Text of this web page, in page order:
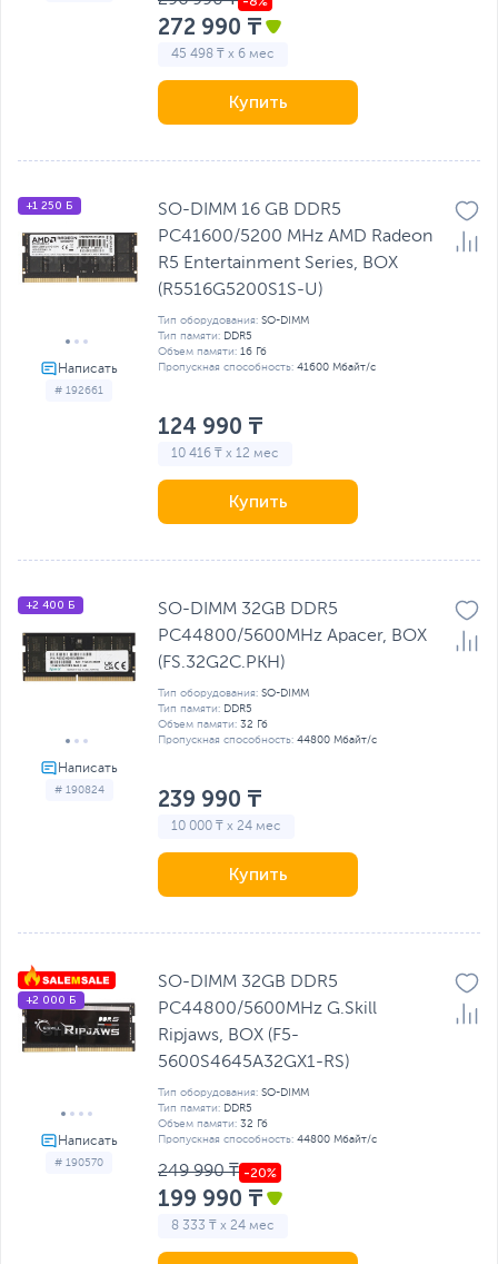
272 990 ₸
45 498 ₸ x 6 мес
Купить
# 192661
+1 250 Б
SO-DIMM 16 GB DDR5
PC41600/5200 MHz AMD Radeon
R5 Entertainment Series, BOX
(R5516G5200S1S-U)
Тип оборудования: SO-DIMM
Тип памяти: DDR5
Объем памяти: 16 Гб
Пропускная способность: 41600 Мбайт/с
124 990 ₸
10 416 ₸ x 12 мес
Купить
# 190824
+2 400 Б
SO-DIMM 32GB DDR5
PC44800/5600MHz Apacer, BOX
(FS.32G2C.PKH)
Тип оборудования: SO-DIMM
Тип памяти: DDR5
Объем памяти: 32 Гб
Пропускная способность: 44800 Мбайт/с
239 990 ₸
10 000 ₸ x 24 мес
Купить
# 190570
+2 000 Б
SO-DIMM 32GB DDR5
PC44800/5600MHz G.Skill
Ripjaws, BOX (F5-
5600S4645A32GX1-RS)
Тип оборудования: SO-DIMM
Тип памяти: DDR5
Объем памяти: 32 Гб
Пропускная способность: 44800 Мбайт/с
249 990 ₸
199 990 ₸
8 333 ₸ x 24 мес